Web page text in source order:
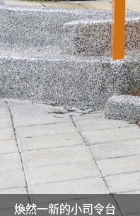
美麗的操場是我們活力的
美麗的操場是我們活力的
煥然一新的小司令台
煥然一新的小司令台
富含桃園埤塘田園風光意
富含桃園埤塘田園風光意
嶄新的中庭廣場
嶄新的中庭廣場
水生池生生不息
水生池生生不息